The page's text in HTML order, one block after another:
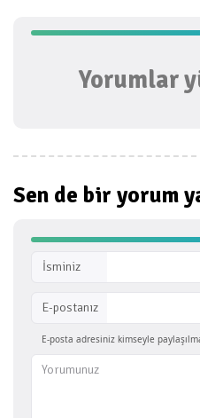
Yorumlar
Sen de bir yorum
İsminiz
E-postanız
E-posta adresiniz kimseyle